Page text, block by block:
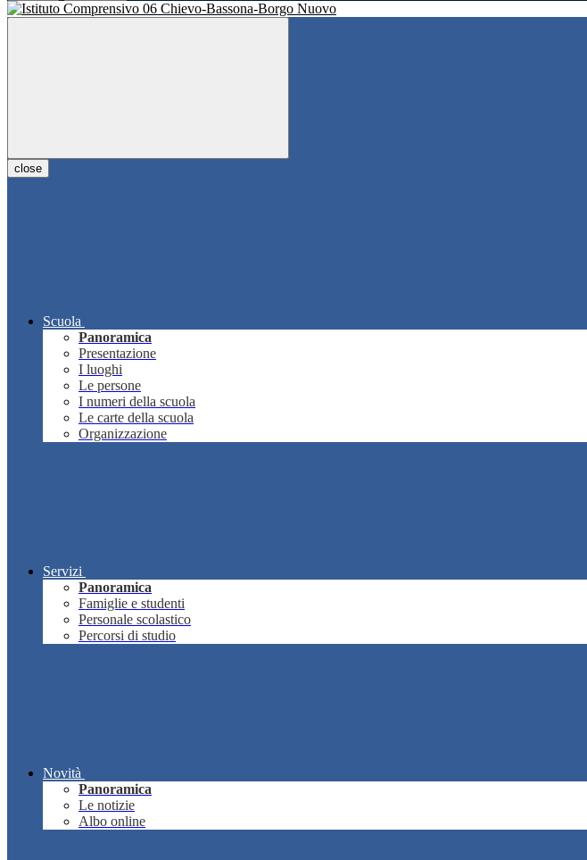
close
Scuola
Panoramica
Presentazione
I luoghi
Le persone
I numeri della scuola
Le carte della scuola
Organizzazione
Servizi
Panoramica
Famiglie e studenti
Personale scolastico
Percorsi di studio
Novità
Panoramica
Le notizie
Albo online